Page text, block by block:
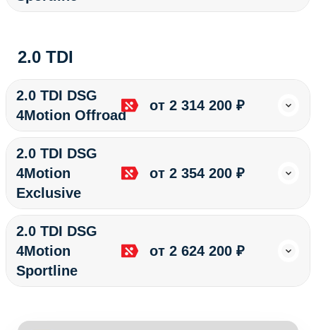
2.0 TDI
2.0 TDI DSG
4Motion Offroad
от 2 314 200 ₽
2.0 TDI DSG
4Motion
Exclusive
от 2 354 200 ₽
2.0 TDI DSG
4Motion
Sportline
от 2 624 200 ₽